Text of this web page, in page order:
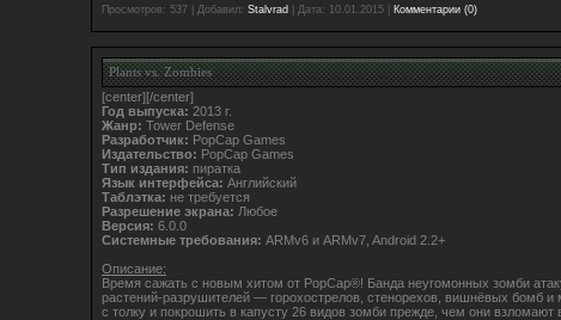
Просмотров: 537 | Добавил: Stalvrad | Дата: 10.01.2015 Комментарии (0)
Plants vs. Zombies
[center][/center]
Год выпуска: 2013 г.
Жанр: Tower Defense
Разработчик: PopCap Games
Издательство: PopCap Games
Тип издания: пиратка
Язык интерфейса: Английский
Таблэтка: не требуется
Разрешение экрана: Любое
Версия: 6.0.0
Системные требования: ARMv6 и ARMv7, Android 2.2+
Описание:
Время сажать с новым хитом от PopCap®! Банда неугомонных зомби
растений-разрушителей — горохострелов, стенорехов, вишнёвых бомб и
с толку и покрошить в капусту 26 видов зомби прежде, чем они взломают